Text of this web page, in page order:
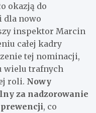
okazją do
dla nowo
inspektor Marcin
całej kadry
tej nominacji,
wielu trafnych
roli. Nowy
za nadzorowanie
, co